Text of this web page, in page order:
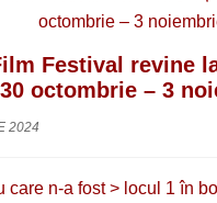
Festival revine
octombrie – 3
2024